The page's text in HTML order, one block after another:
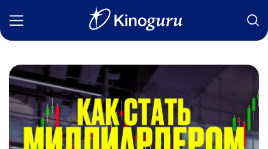
Фильмы
Статьи
Сериалы